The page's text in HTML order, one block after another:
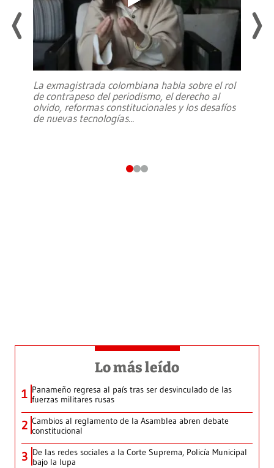
La exmagistrada colombiana habla sobre el rol
de contrapeso del periodismo, el derecho al
olvido, reformas constitucionales y los desafíos
de nuevas tecnologías...
Lo más leído
1 Panameño regresa al país tras ser desvinculado de las
fuerzas militares rusas
2 Cambios al reglamento de la Asamblea abren debate
constitucional
3 De las redes sociales a la Corte Suprema, Policía Municipal
bajo la lupa